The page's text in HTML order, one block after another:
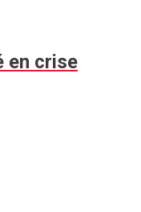
en crise